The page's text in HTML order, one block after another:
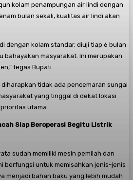
kolam penampungan air lindi dengan
bulan sekali, kualitas air lindi akan
dengan kolam standar, diuji tiap 6 bulan
bahayakan masyarakat. Ini merupakan
tegas Bupati.
tidak ada pencemaran sungai
yang tinggal di dekat lokasi
utama.
Siap Beroperasi Begitu Listrik
sudah memiliki mesin pemilah dan
berfungsi untuk memisahkan jenis-jenis
menjadi bahan baku yang lebih mudah